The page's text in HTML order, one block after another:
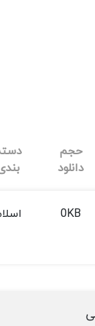
حجم
دانلود
0KB